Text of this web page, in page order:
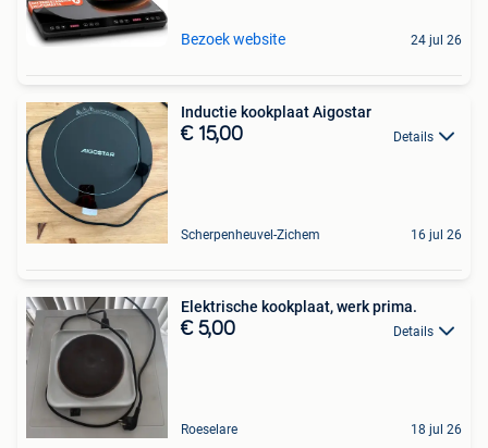
Bezoek website 24 jul 26
Inductie kookplaat Aigostar
€ 15,00 Details
Scherpenheuvel-Zichem 16 jul 26
Elektrische kookplaat, werk prima.
€ 5,00 Details
Roeselare 18 jul 26